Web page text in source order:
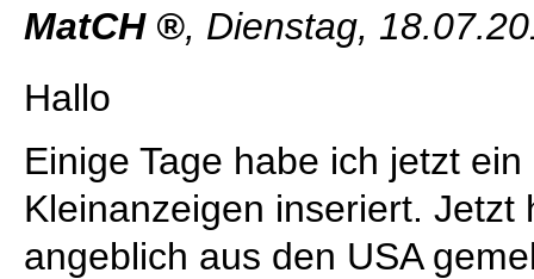
MatCH , Dienstag,
Hallo
Einige Tage habe ich jetzt
Kleinanzeigen inseriert. Jetzt
angeblich aus den USA